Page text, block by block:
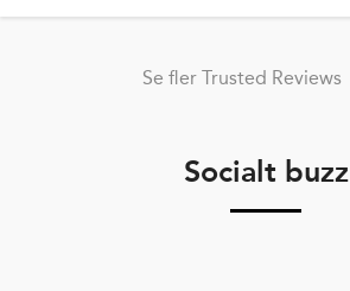
Se fler Trusted Reviews
Socialt buzz